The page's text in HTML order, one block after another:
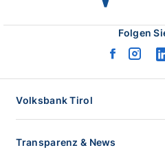
Folgen
facebook
Volksbank Tirol
Transparenz & News